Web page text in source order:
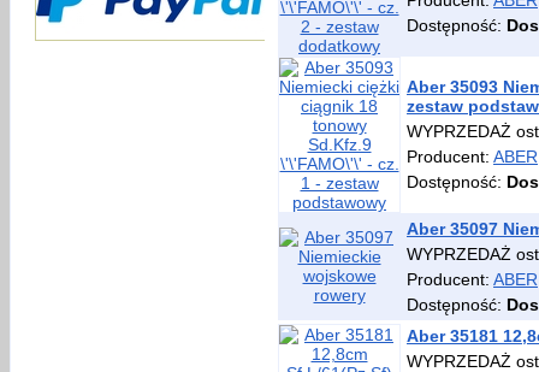
Dostępność:
Aber 35093
zestaw
WYPRZEDAŻ
Producent: ABER
Dostępność:
Aber 35097
WYPRZEDAŻ
Producent: ABER
Dostępność:
Aber 35181
WYPRZEDAŻ